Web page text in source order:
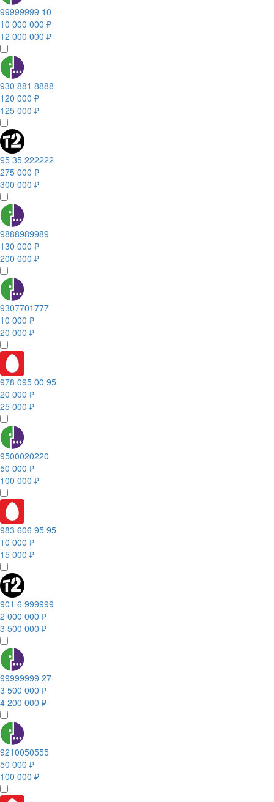
99999999 10
10 000 000 ₽
12 000 000 ₽
930 881 8888
120 000 ₽
125 000 ₽
95 35 222222
275 000 ₽
300 000 ₽
9888989989
130 000 ₽
200 000 ₽
9307701777
10 000 ₽
20 000 ₽
978 095 00 95
20 000 ₽
25 000 ₽
9500020220
50 000 ₽
100 000 ₽
983 606 95 95
10 000 ₽
15 000 ₽
901 6 999999
2 000 000 ₽
3 500 000 ₽
99999999 27
3 500 000 ₽
4 200 000 ₽
9210050555
50 000 ₽
100 000 ₽